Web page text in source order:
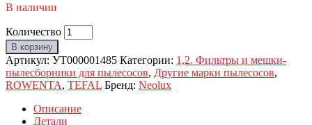
В наличии
Количество
В корзину
Артикул: УТ000001485 Категории: 1,2. Фильтры и мешки-
пылесборники для пылесосов, Другие марки пылесосов,
ROWENTA, TEFAL Бренд: Neolux
Описание
Детали